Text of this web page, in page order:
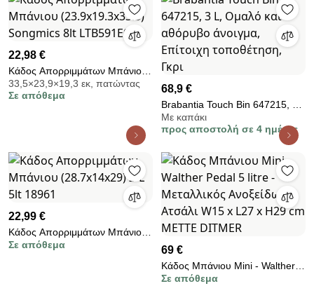
22,98 €
Κάδος Απορριμμάτων Μπάνιου
(23.9x19.3x33.5) Songmics 8lt
LTB591E02
33,5×23,9×19,3 εκ, πατώντας
Σε απόθεμα
68,9 €
Brabantia Touch Bin 647215, 3
L, Ομαλό και αθόρυβο άνοιγμα,
Επίτοιχη τοποθέτηση, Γκρι
Με καπάκι
προς αποστολή σε 4 ημέρες
22,99 €
Κάδος Απορριμμάτων Μπάνιου
(28.7x14x29) Z-L 5lt 18961
Σε απόθεμα 69 €
Κάδος Μπάνιου Mini - Walther
Pedal 5 litre - Μεταλλικός
Σε απόθεμα